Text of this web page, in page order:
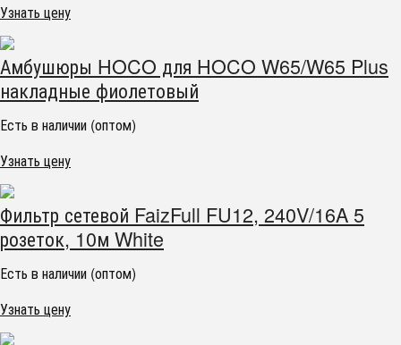
Узнать цену
Амбушюры HOCO для HOCO W65/W65 Plus
накладные фиолетовый
Есть в наличии (оптом)
Узнать цену
Фильтр сетевой FaizFull FU12, 240V/16A 5
розеток, 10м White
Есть в наличии (оптом)
Узнать цену